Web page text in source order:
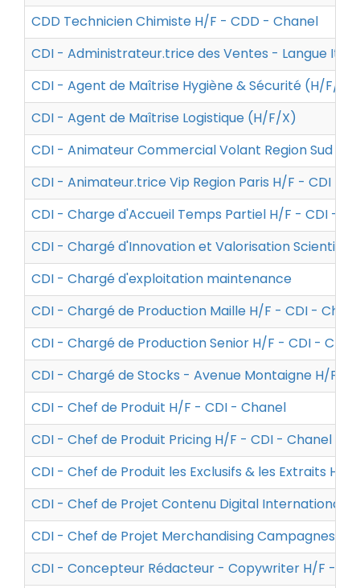
CDD Technicien Chimiste H/F - CDD - Chanel
CDI - Administrateur.trice des Ventes - Langue
CDI - Agent de Maîtrise Hygiène & Sécurité (H/F/X)
CDI - Agent de Maîtrise Logistique (H/F/X)
CDI - Animateur Commercial Volant Region Sud
CDI - Animateur.trice Vip Region Paris H/F - CDI -
CDI - Charge d'Accueil Temps Partiel H/F - CDI -
CDI - Chargé d'Innovation et Valorisation
CDI - Chargé d'exploitation maintenance
CDI - Chargé de Production Maille H/F - CDI -
CDI - Chargé de Production Senior H/F - CDI -
CDI - Chargé de Stocks - Avenue Montaigne H/F -
CDI - Chef de Produit H/F - CDI - Chanel
CDI - Chef de Produit Pricing H/F - CDI - Chanel
CDI - Chef de Produit les Exclusifs & les Extraits H/F
CDI - Chef de Projet Contenu Digital International
CDI - Chef de Projet Merchandising Campagnes -
CDI - Concepteur Rédacteur - Copywriter H/F -